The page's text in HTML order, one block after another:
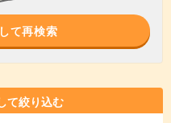
て再検索
て絞り込む